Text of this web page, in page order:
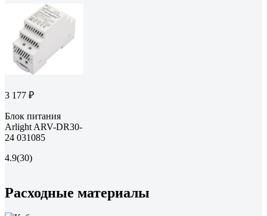
3 177 ₽
Блок питания
Arlight ARV-DR30-
24 031085
4.9(30)
Расходные материалы